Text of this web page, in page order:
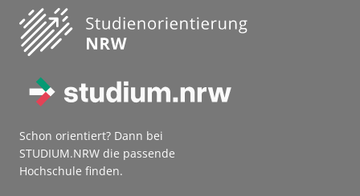
Schon orientiert? Dann bei
STUDIUM.NRW die passende
Hochschule finden.